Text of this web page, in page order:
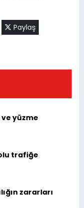
Paylaş
yüzme
trafiğe
zararları